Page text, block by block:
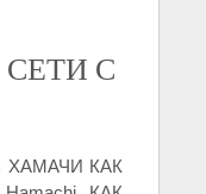
С
КАК